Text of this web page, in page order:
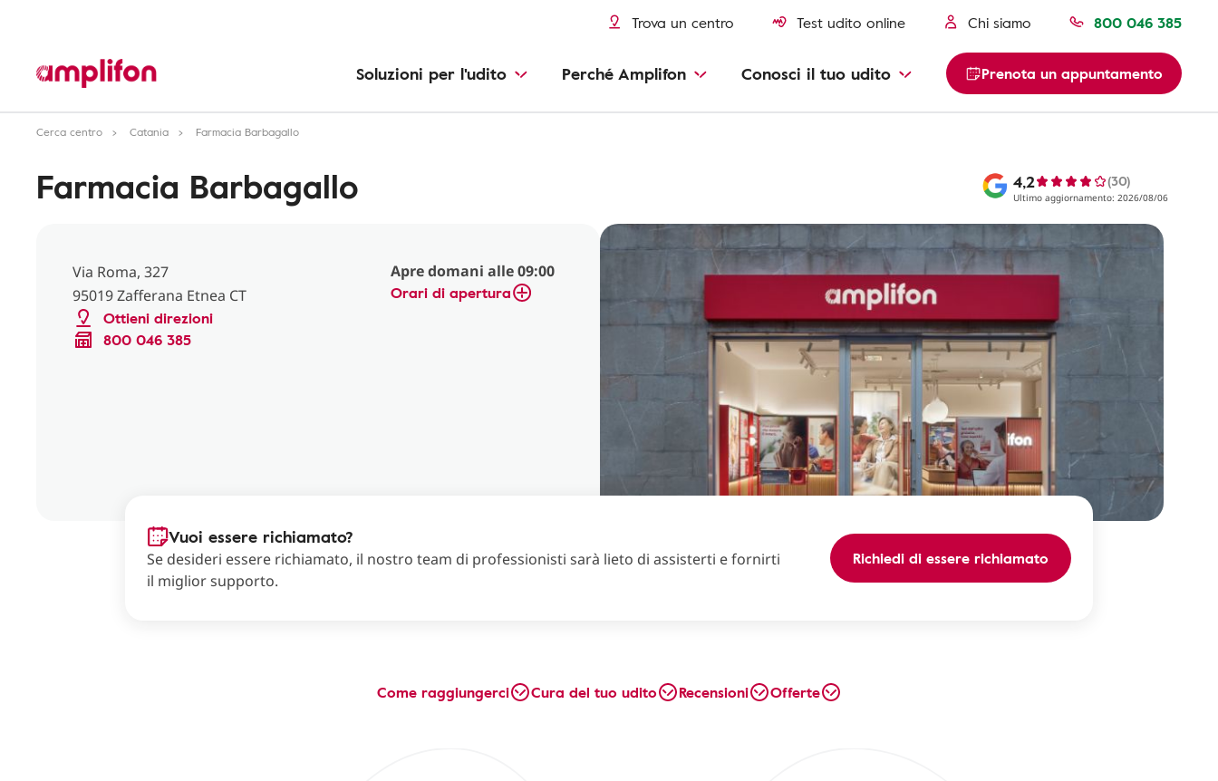
Trova un centro Test udito online Chi siamo 800 046 385
Soluzioni per l'udito Perché Amplifon Conosci il tuo udito Prenota un appuntamento
Cerca centro Catania Farmacia Barbagallo
Farmacia Barbagallo 4,2 (30)
Ultimo aggiornamento: 2026/08/06
Via Roma, 327
95019 Zafferana Etnea CT
Ottieni direzioni
800 046 385
Apre domani alle 09:00
Orari di apertura
Vuoi essere richiamato?
Se desideri essere richiamato, il nostro team di professionisti sarà lieto di assisterti e fornirti
il miglior supporto.
Richiedi di essere richiamato
Come raggiungerci Cura del tuo udito Recensioni Offerte